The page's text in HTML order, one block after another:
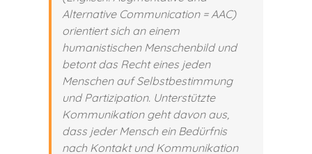
Alternative Communication = AAC)
orientiert sich an einem
humanistischen Menschenbild und
betont das Recht eines jeden
Menschen auf Selbstbestimmung
und Partizipation. Unterstützte
Kommunikation geht davon aus,
dass jeder Mensch ein Bedürfnis
nach Kontakt und Kommunikation